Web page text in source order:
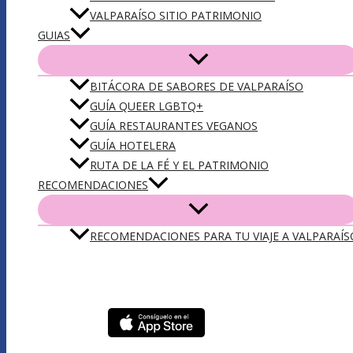
VALPARAÍSO SITIO PATRIMONIO
GUIAS
BITÁCORA DE SABORES DE VALPARAÍSO
GUÍA QUEER LGBTQ+
GUÍA RESTAURANTES VEGANOS
GUÍA HOTELERA
RUTA DE LA FÉ Y EL PATRIMONIO
RECOMENDACIONES
RECOMENDACIONES PARA TU VIAJE A